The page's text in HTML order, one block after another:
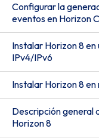
Configurar la
eventos en Horizon
Instalar Horizon 8
IPv4/IPv6
Instalar Horizon 8 en
Descripción general
Horizon 8